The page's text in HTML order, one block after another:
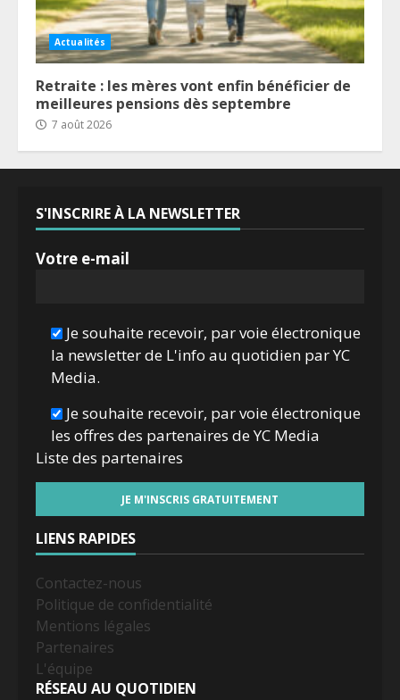
Actualités
Retraite : les mères vont enfin bénéficier de
meilleures pensions dès septembre
7 août 2026
S'INSCRIRE À LA NEWSLETTER
Votre e-mail
Je souhaite recevoir, par voie électronique
la newsletter de L'info au quotidien par YC
Media.
Je souhaite recevoir, par voie électronique
les offres des partenaires de YC Media
Liste des partenaires
LIENS RAPIDES
Contactez-nous
Politique de confidentialité
Mentions légales
Partenaires
L'équipe
RÉSEAU AU QUOTIDIEN